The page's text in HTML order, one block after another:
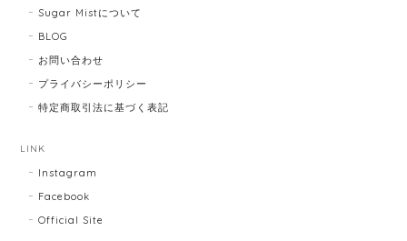
Sugar Mistについて
BLOG
お問い合わせ
プライバシーポリシー
特定商取引法に基づく表記
LINK
Instagram
Facebook
Official Site